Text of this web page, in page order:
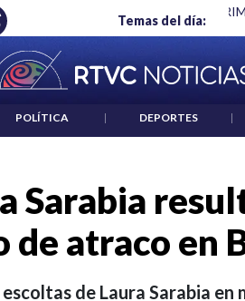
Temas del día:
CARTA DE BETO CORAL
POLÍTICA | DEPORTES |
Sarabia
de atraco en
de Laura Sarabia